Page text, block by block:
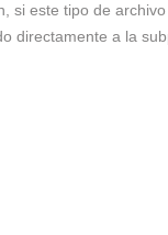
si este tipo de
directamente a la